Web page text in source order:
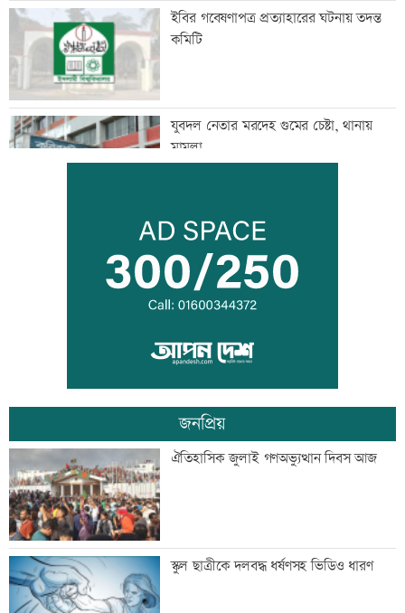
ইবির গবেষণাপত্র প্রত্যাহারের ঘটনায় তদন্ত
কমিটি
যুবদল নেতার মরদেহ গুমের চেষ্টা, থানায়
মামলা
দেশকে কী দিতে পারলাম, সেটিই গুরুত্বপূর্ণ:
প্রধানমন্ত্রী
ভেজা চুলে ঘুমাচ্ছেন? জানুন এর প্রভাব
যুক্তরাষ্ট্রে এক মাসে ৫১ হাজার অভিবাসী
গ্রেফতার
কালীগঞ্জের সেন্ট নিকোলাস চার্চ: ঐতিহ্য ও
সম্প্রীতির প্রতীক
জনপ্রিয়
ঐতিহাসিক জুলাই গণঅভ্যুত্থান দিবস আজ
স্কুল ছাত্রীকে দলবদ্ধ ধর্ষণসহ ভিডিও ধারণ